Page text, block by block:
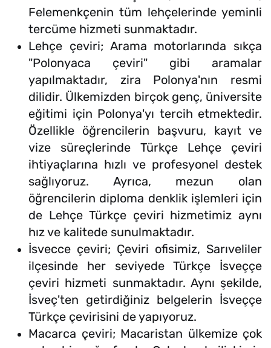
Felemenkçenin tüm lehçelerinde yeminli
tercüme hizmeti sunmaktadır.
Lehçe çeviri; Arama motorlarında sıkça
"Polonyaca çeviri" gibi aramalar
yapılmaktadır, zira Polonya'nın resmi
dilidir. Ülkemizden birçok genç, üniversite
eğitimi için Polonya'yı tercih etmektedir.
Özellikle öğrencilerin başvuru, kayıt ve
vize süreçlerinde Türkçe Lehçe çeviri
ihtiyaçlarına hızlı ve profesyonel destek
sağlıyoruz. Ayrıca, mezun olan
öğrencilerin diploma denklik işlemleri için
de Lehçe Türkçe çeviri hizmetimiz aynı
hız ve kalitede sunulmaktadır.
İsvecce çeviri; Çeviri ofisimiz, Sarıveliler
ilçesinde her seviyede Türkçe İsveççe
çeviri hizmeti sunmaktadır. Aynı şekilde,
İsveç'ten getirdiğiniz belgelerin İsveççe
Türkçe çevirisini de yapıyoruz.
Macarca çeviri; Macaristan ülkemize çok